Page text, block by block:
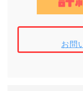
お問